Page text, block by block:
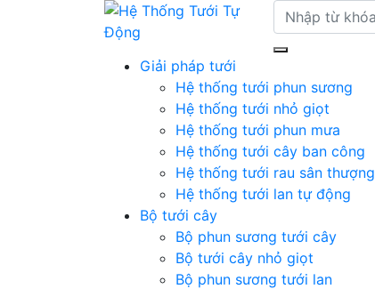
Giải pháp tưới
Hệ thống tưới phun sương
Hệ thống tưới nhỏ giọt
Hệ thống tưới phun mưa
Hệ thống tưới cây ban công
Hệ thống tưới rau sân thượng
Hệ thống tưới lan tự động
Bộ tưới cây
Bộ phun sương tưới cây
Bộ tưới cây nhỏ giọt
Bộ phun sương tưới lan